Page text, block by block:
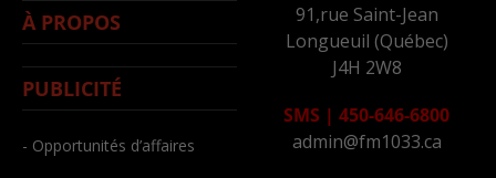
À PROPOS
PUBLICITÉ
- Opportunités d’affaires
91,rue Saint-Jean
Longueuil (Québec)
J4H 2W8
SMS | 450-646-6800
admin@fm1033.ca